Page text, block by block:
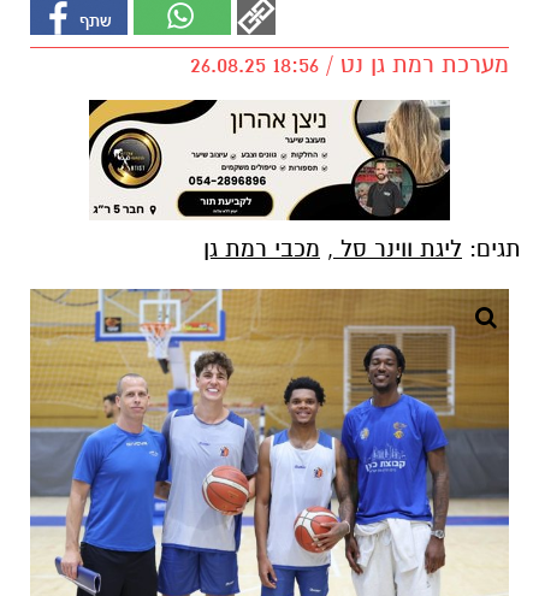
מערכת רמת גן נט / 18:56 26.08.25
תגים: ליגת ווינר סל , מכבי רמת גן